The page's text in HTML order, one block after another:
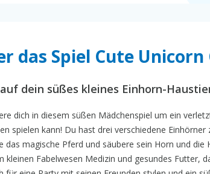
das Spiel Cute Unicorn
auf dein süßes kleines Einhorn-
dich in diesem süßen Mädchenspiel um ein
spielen kann! Du hast drei verschiedene
das magische Pferd und säubere sein Horn und
kleinen Fabelwesen Medizin und gesundes Futter,